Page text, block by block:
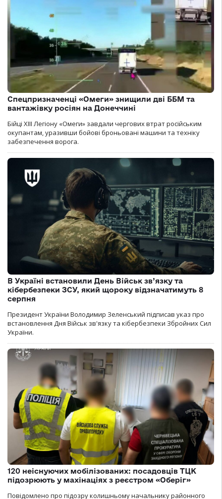
Спецпризначенці «Омеги» знищили дві ББМ та
вантажівку росіян на Донеччині
Бійці ХІІІ Легіону «Омеги» завдали чергових втрат російським
окупантам, уразивши бойові броньовані машини та техніку
забезпечення ворога.
В Україні встановили День Військ зв’язку та
кібербезпеки ЗСУ, який щороку відзначатимуть 8
серпня
Президент України Володимир Зеленський підписав указ про
встановлення Дня Військ зв'язку та кібербезпеки Збройних Сил
України.
120 неіснуючих мобілізованих: посадовців ТЦК
підозрюють у махінаціях з реєстром «Оберіг»
Повідомлено про підозру колишньому начальнику районного